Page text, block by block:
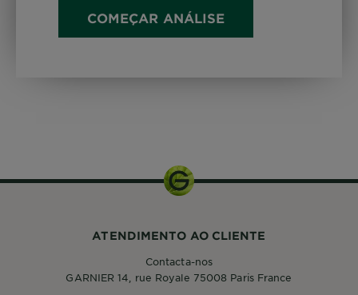
COMEÇAR ANÁLISE
ATENDIMENTO AO CLIENTE
Contacta-nos
GARNIER 14, rue Royale 75008 Paris France